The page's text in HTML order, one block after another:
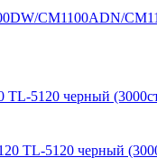
TL-5120 черный